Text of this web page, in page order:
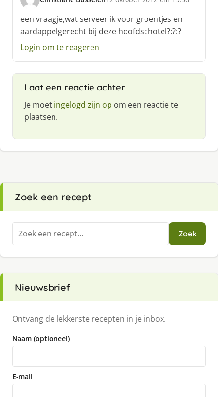
s
h
r
e
:
een vraagje;wat serveer ik voor groentjes en
aardappelgerecht bij deze hoofdschotel?:?:?
Login om te reageren
Laat een reactie achter
Je moet ingelogd zijn op om een reactie te
plaatsen.
Zoek een recept
Zoeken
naar:
Zoek
Nieuwsbrief
Ontvang de lekkerste recepten in je inbox.
Naam (optioneel)
E-mail